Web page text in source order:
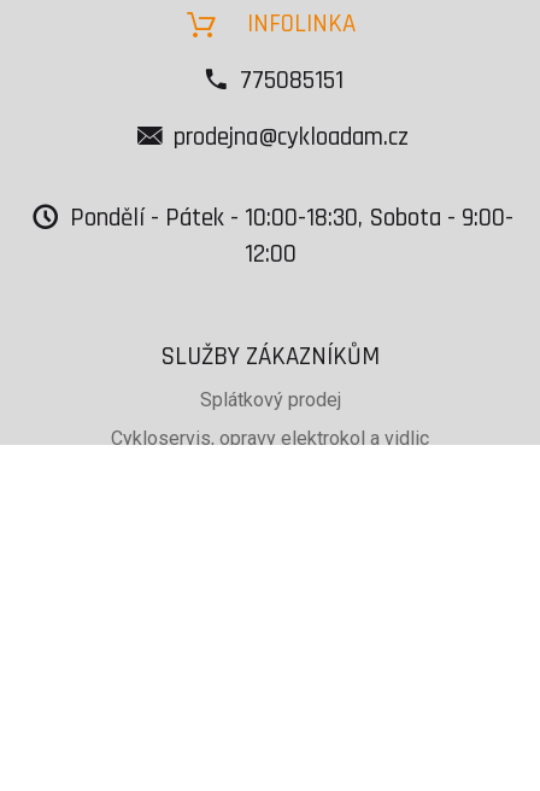
INFOLINKA
775085151
prodejna@cykloadam.cz
Pondělí - Pátek - 10:00-18:30, Sobota - 9:00-
12:00
SLUŽBY ZÁKAZNÍKŮM
Splátkový prodej
Cykloservis, opravy elektrokol a vidlic